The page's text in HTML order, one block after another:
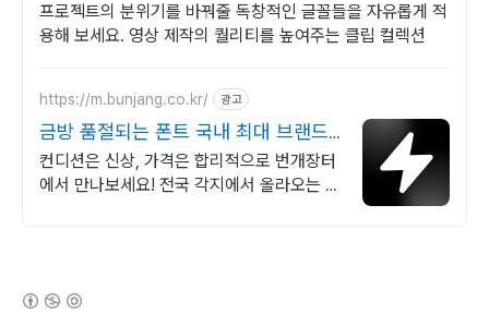
프로젝트의 분위기를 바꿔줄 독창적인 글꼴들을 자유롭게 적
용해 보세요. 영상 제작의 퀄리티를 높여주는 클립 컬렉션
https://m.bunjang.co.kr/ 광고
금방 품절되는 폰트 국내 최대 브랜드
중고거래
컨디션은 신상, 가격은 합리적으로 번개장터
에서 만나보세요! 전국 각지에서 올라오는 전